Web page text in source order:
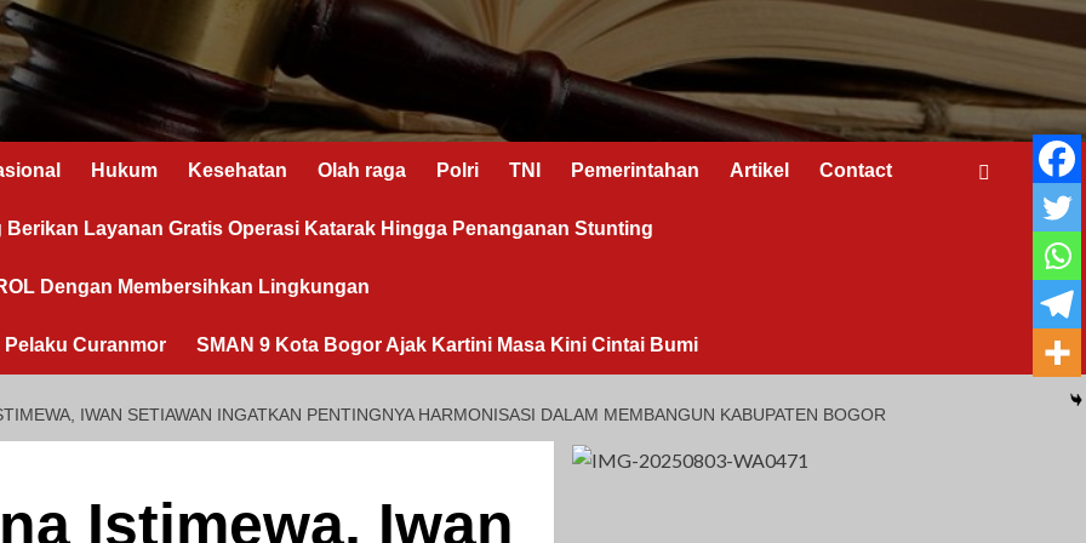
Hukum Kesehatan Olah raga Polri TNI Pemerintahan Artikel Contact
Layanan Gratis Operasi Katarak Hingga Penanganan Stunting
Dengan Membersihkan Lingkungan
Curanmor SMAN 9 Kota Bogor Ajak Kartini Masa Kini Cintai Bumi
IWAN SETIAWAN INGATKAN PENTINGNYA HARMONISASI DALAM MEMBANGUN KABUPATEN BOGOR
Istimewa, Iwan